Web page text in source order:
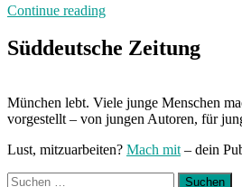
Continue reading„Band
Woche:
Lauraine“
Süddeutsche Zeitung
München lebt. Viele junge Menschen
vorgestellt – von jungen Autoren, für
Lust, mitzuarbeiten? Mach mit – dein
Suchen